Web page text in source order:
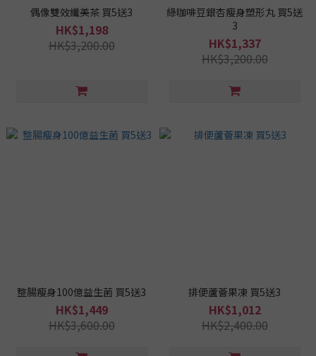
偶像雙效纖美茶 買5送3
HK$1,198
HK$3,200.00
綠咖啡豆銀杏瘦身塑形丸 買5送
3
HK$1,337
HK$3,200.00
整腸瘦身100億益生菌 買5送3
HK$1,449
HK$3,600.00
排便蘆薈果凍 買5送3
HK$1,012
HK$2,400.00